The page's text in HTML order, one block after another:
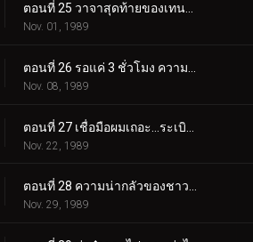
ตอนที่ 25 วาจาสุดท้ายของเทนชินฮัง…นี่คือปืนใหญ่พลังจิตครั้งสุดท้าย
Nov. 01, 1989
Nov. 08, 1989
Nov. 22, 1989
Nov. 29, 1989